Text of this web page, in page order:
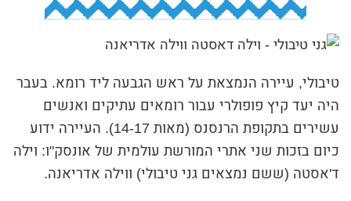
ש
טיבולי, עיירה הנמצאת על ראש הגבעה ליד רומא. בעבר
היה יעד קיץ פופולרי עבור רומאים עתיקים ואנשים
עשירים בתקופת הרנסנס (מאות 14-17). העיירה ידוע
כיום בזכות שני אתרי המורשת עולמית של אונסק"ו: וילה
ד'אסטה (ששם נמצאים גני טיבולי) ווילה אדריאנה.